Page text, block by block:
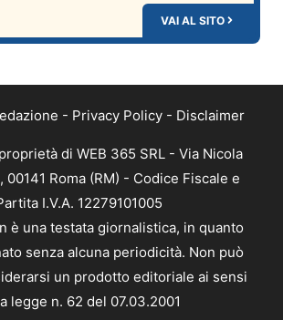
VAI AL SITO
- Privacy Policy - Disclaimer
di WEB 365 SRL - Via Nicola
00141 Roma (RM) - Codice Fiscale e
I.V.A. 12279101005
è una testata giornalistica, in quanto
senza alcuna periodicità. Non può
un prodotto editoriale ai sensi
legge n. 62 del 07.03.2001